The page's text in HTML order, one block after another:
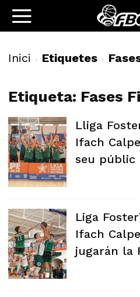
Inici Etiquetes
Etiqueta: Fases
Lliga
Ifach
seu públic
Liga
Ifach
jugarán la